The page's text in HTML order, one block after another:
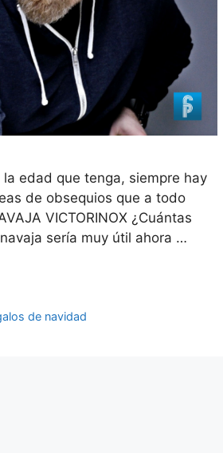
edad que tenga, siempre hay
de obsequios que a todo
VICTORINOX ¿Cuántas
sería muy útil ahora …
de navidad